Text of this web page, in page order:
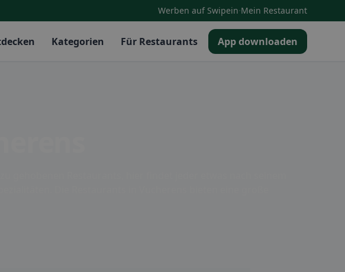
Werben auf Swipein·Mein Restaurant
Kategorien Für Restaurants App downloaden